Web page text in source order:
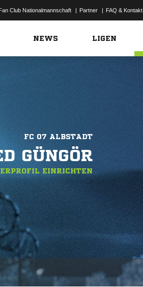
Club Nationalmannschaft | Partner | FAQ & Kontakt
NEWS LIGEN
FC 07 ALBSTADT
GÜNGÖR
EINRICHTEN